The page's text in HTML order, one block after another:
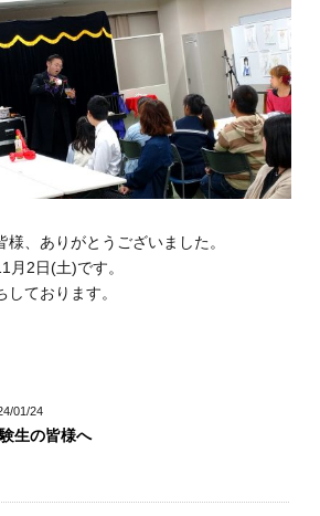
、ありがとうございました。
月2日(土)です。
ております。
01/24
生の皆様へ